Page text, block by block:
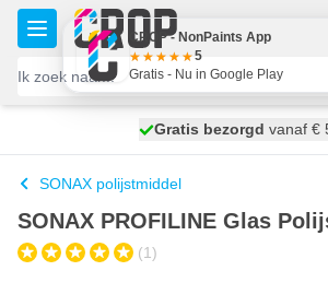
Ga naar de inhoud
Gratis bezorgd vanaf €
100 dagen
SONAX polijstmiddel
SONAX PROFILINE Glas
(1)
CROP - NonPaints App
5
Gratis - Nu in Google Play